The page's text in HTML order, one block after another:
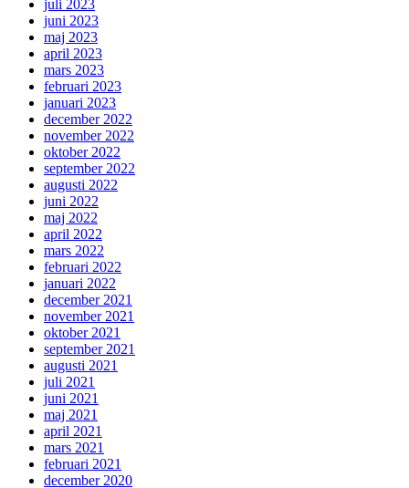
juli 2023
juni 2023
maj 2023
april 2023
mars 2023
februari 2023
januari 2023
december 2022
november 2022
oktober 2022
september 2022
augusti 2022
juni 2022
maj 2022
april 2022
mars 2022
februari 2022
januari 2022
december 2021
november 2021
oktober 2021
september 2021
augusti 2021
juli 2021
juni 2021
maj 2021
april 2021
mars 2021
februari 2021
december 2020